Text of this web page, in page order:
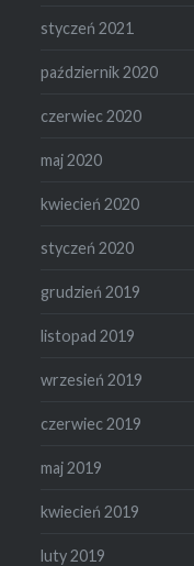
styczeń 2021
październik 2020
czerwiec 2020
maj 2020
kwiecień 2020
styczeń 2020
grudzień 2019
listopad 2019
wrzesień 2019
czerwiec 2019
maj 2019
kwiecień 2019
luty 2019